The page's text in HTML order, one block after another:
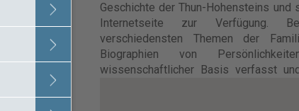
Geschichte der Thun-Hohensteins
Internetseite zur Verfügung.
verschiedensten Themen der
Biographien von
wissenschaftlicher Basis verfasst